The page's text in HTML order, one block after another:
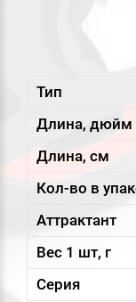
Тип
Длина, дюйм
Длина, см
Кол-во в
Аттрактант
Вес 1 шт, г
Серия